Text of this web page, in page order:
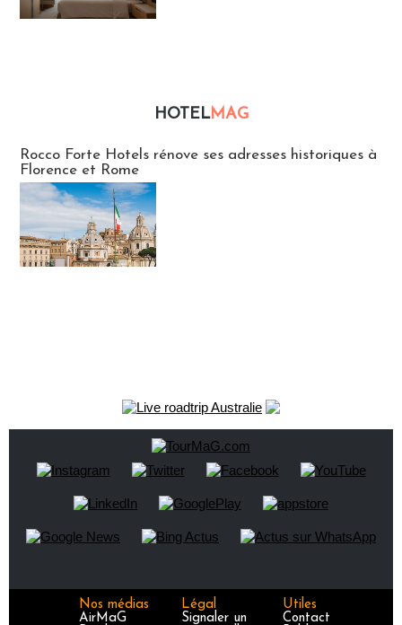
HOTELMAG
Rocco Forte Hotels rénove ses adresses historiques à
Florence et Rome
Nos médias
AirMaG
Légal
Signaler un
Utiles
Contact